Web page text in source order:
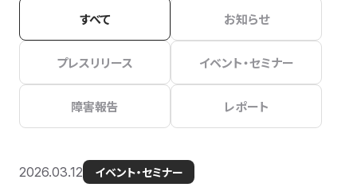
すべて お知らせ
プレスリリース イベント・セミナー
障害報告 レポート
2026.03.12 イベント・セミナー